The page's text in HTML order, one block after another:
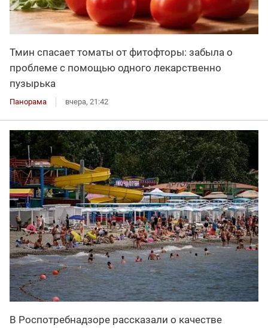
Тмин спасает томаты от фитофторы: забыла о
проблеме с помощью одного лекарственно
пузырька
Панорама вчера, 21:42
В Роспотребнадзоре рассказали о качестве